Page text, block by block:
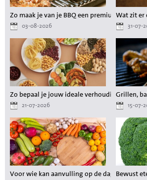
Zo maak je van je BBQ een premium maaltijd
03-08-2026
Wat zit er
31-07-
Zo bepaal je jouw ideale verhouding aan
21-07-2026
Grillen,
15-07-
Voor wie kan aanvulling op de dagelijkse
Bewust